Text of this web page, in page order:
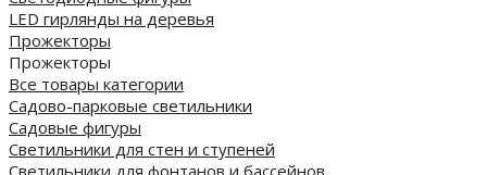
LED гирлянды на деревья
Прожекторы
Прожекторы
Все товары категории
Садово-парковые светильники
Садовые фигуры
Светильники для стен и ступеней
Светильники для фонтанов и бассейнов